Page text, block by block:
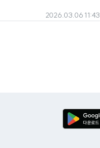
2026.03.06 11:43